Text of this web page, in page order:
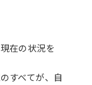
在の状況を
すべてが、自